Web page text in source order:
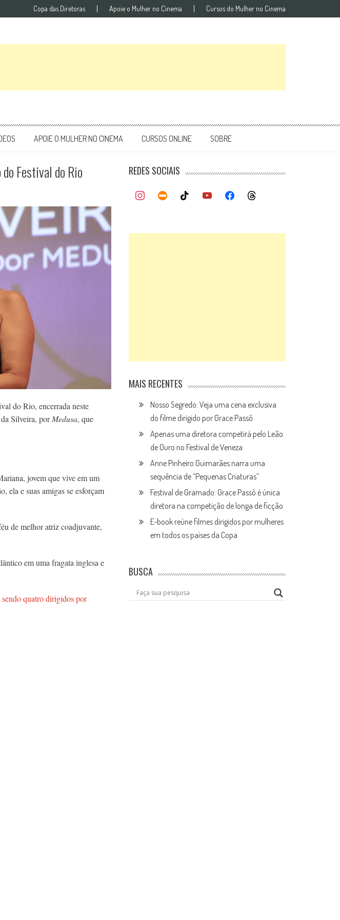
Copa das Diretoras Apoie o Mulher no Cinema Cursos do Mulher no Cinema
APOIE O MULHER NO CINEMA CURSOS ONLINE SOBRE
Festival do Rio
do Rio, encerrada neste
Silveira, porMedusa, que
jovem que vive em um
ela e suas amigas se esforçam
de melhor atriz coadjuvante,
em uma fragata inglesa e
sendo quatro dirigidos por
REDES SOCIAIS
MAIS RECENTES
Nosso Segredo: Veja uma cena exclusiva
do filme dirigido por Grace Passô
Apenas uma diretora competirá pelo Leão
de Ouro no Festival de Veneza
Anne Pinheiro Guimarães narra uma
sequência de “Pequenas Criaturas”
Festival de Gramado: Grace Passô é única
diretora na competição de longa de ficção
E-book reúne filmes dirigidos por mulheres
em todos os países da Copa
BUSCA